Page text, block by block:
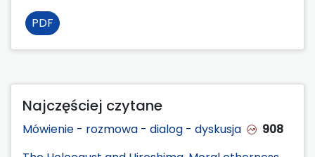
PDF
Najczęściej czytane
Mówienie - rozmowa - dialog - dyskusja
908